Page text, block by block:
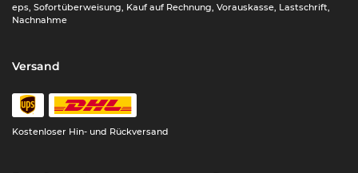
eps, Sofortüberweisung, Kauf auf Rechnung, Vorauskasse, Lastschrift,
Nachnahme
Versand
Kostenloser Hin- und Rückversand